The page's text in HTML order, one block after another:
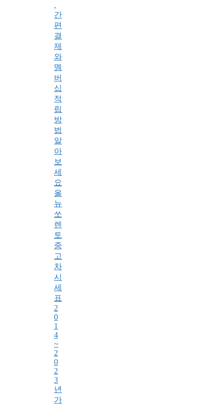
,
간
편
결
제
와
멤
버
십
적
립
방
법
알
아
보
세
요
올
뉴
쏘
렌
토
중
고
차
시
세
표
2
0
1
4
~
2
0
2
3
년
가